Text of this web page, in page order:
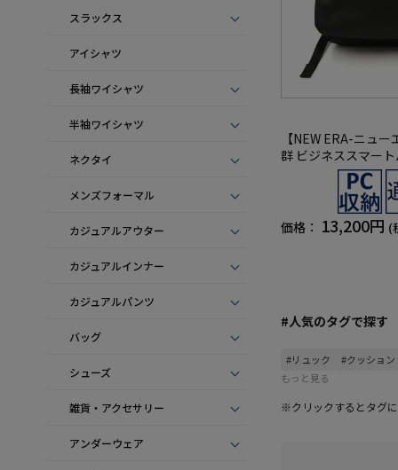
スラックス
アイシャツ
長袖ワイシャツ
半袖ワイシャツ
ネクタイ
メンズフォーマル
カジュアルアウター
カジュアルインナー
カジュアルパンツ
バッグ
シューズ
雑貨・アクセサリー
アンダーウェア
【NEW ERA-ニュ
群 ビジネススマー
充実収納 無地 通年
価格： 13,200円 (
#人気のタグで探す
#リュック
#クッション
もっと見る
※クリックするとタグ